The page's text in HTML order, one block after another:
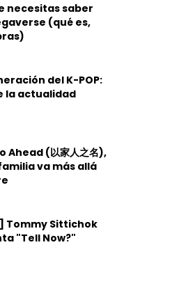
necesitas saber
(qué es,
del K-POP:
la actualidad
Ahead (以家人之名),
va más allá
Tommy Sittichok
"Tell Now?"